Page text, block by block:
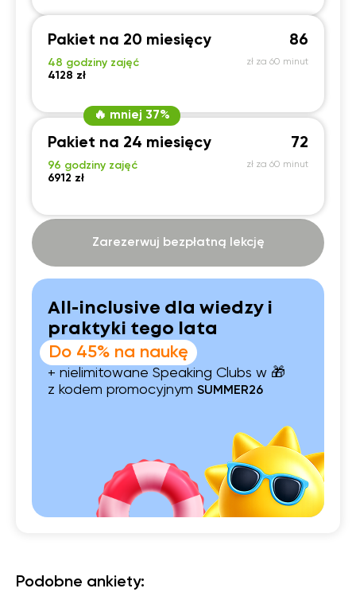
Pakiet na 20 miesięcy
48 godziny zajęć
4128 zł
86
zł za 60 minut
🔥 mniej 37%
Pakiet na 24 miesięcy
96 godziny zajęć
6912 zł
72
zł za 60 minut
Zarezerwuj bezpłatną lekcję
All-inclusive dla wiedzy i
praktyki tego lata
Do 45% na naukę
+ nielimitowane Speaking Clubs w 🎁
z kodem promocyjnym SUMMER26
Podobne ankiety: